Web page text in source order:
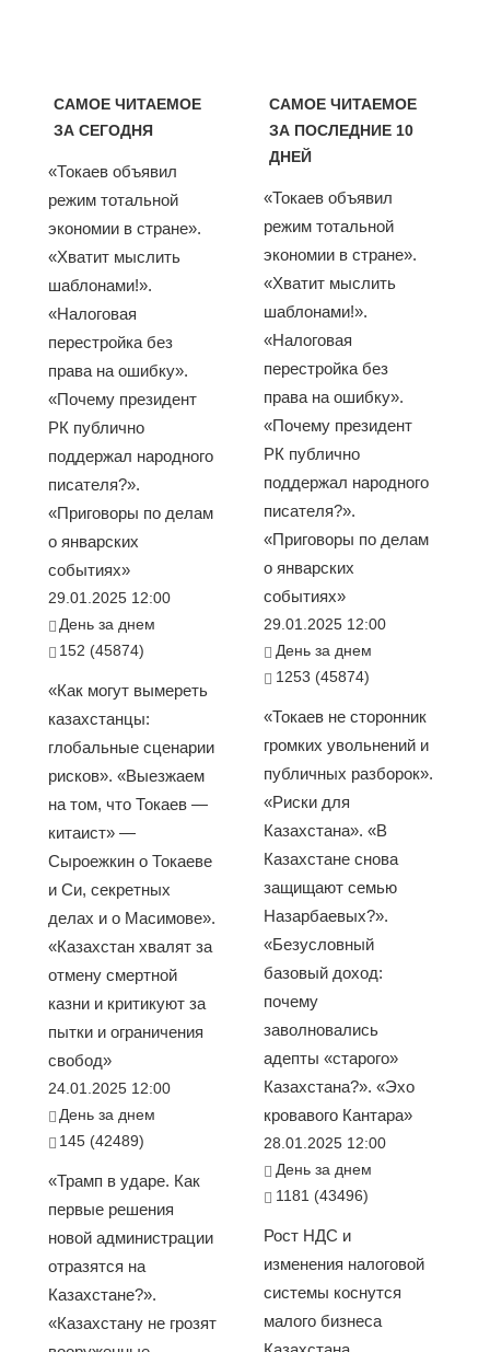
САМОЕ ЧИТАЕМОЕ
ЗА СЕГОДНЯ
«Токаев объявил
режим тотальной
экономии в стране».
«Хватит мыслить
шаблонами!».
«Налоговая
перестройка без
права на ошибку».
«Почему президент
РК публично
поддержал народного
писателя?».
«Приговоры по делам
о январских
событиях»
29.01.2025 12:00
День за днем
152 (45874)
«Как могут вымереть
казахстанцы:
глобальные сценарии
рисков». «Выезжаем
на том, что Токаев —
китаист» —
Сыроежкин о Токаеве
и Си, секретных
делах и о Масимове».
«Казахстан хвалят за
отмену смертной
казни и критикуют за
пытки и ограничения
свобод»
24.01.2025 12:00
День за днем
145 (42489)
«Трамп в ударе. Как
первые решения
новой администрации
отразятся на
Казахстане?».
«Казахстану не грозят
САМОЕ ЧИТАЕМОЕ
ЗА ПОСЛЕДНИЕ 10
ДНЕЙ
«Токаев объявил
режим тотальной
экономии в стране».
«Хватит мыслить
шаблонами!».
«Налоговая
перестройка без
права на ошибку».
«Почему президент
РК публично
поддержал народного
писателя?».
«Приговоры по делам
о январских
событиях»
29.01.2025 12:00
День за днем
1253 (45874)
«Токаев не сторонник
громких увольнений и
публичных разборок».
«Риски для
Казахстана». «В
Казахстане снова
защищают семью
Назарбаевых?».
«Безусловный
базовый доход:
почему
заволновались
адепты «старого»
Казахстана?». «Эхо
кровавого Кантара»
28.01.2025 12:00
День за днем
1181 (43496)
Рост НДС и
изменения налоговой
системы коснутся
малого бизнеса